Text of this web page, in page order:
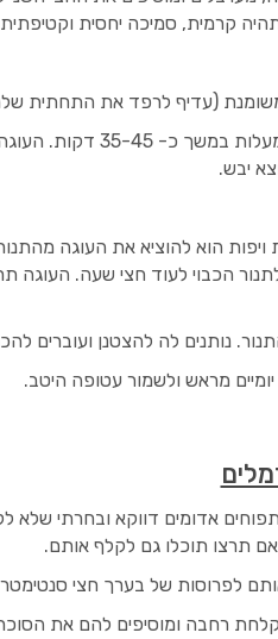
קרמית, סמיכה יחסית
(עדיף לרפד את התחתית
אופים את העוגה בחום של
יבש.
ויפות הוא להוציא את העוגה
הכבוי לעוד חצי שעה. העוגה
נותנים לה להצטנן ועוברים
מראש ולשמור עטופה היטב.
אדומים דווקא ובחרתי שלא
תרצו תוכלו גם לקלף אותם.
לפרוסות של בערך חצי
רחבה ומוסיפים להם את הסוכר